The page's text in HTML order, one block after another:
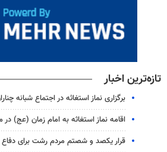
تازه‌ترین اخبار
برگزاری نماز استغاثه در اجتماع شبانه
اقامه نماز استغاثه به امام زمان (عج)
قرار یکصد و شصتم مردم رشت برای دفاع